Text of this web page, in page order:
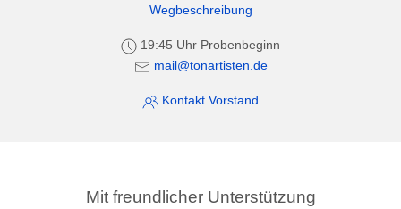
Wegbeschreibung
19:45 Uhr Probenbeginn
mail@tonartisten.de
Kontakt Vorstand
Mit freundlicher Unterstützung